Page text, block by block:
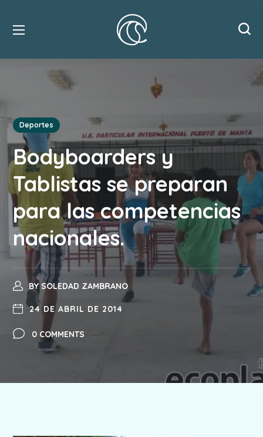
Deportes
Bodyboarders y
Tablistas se preparan
para las competencias
nacionales.
BYSOLEDAD ZAMBRANO
24 DE ABRIL DE 2014
0 COMMENTS